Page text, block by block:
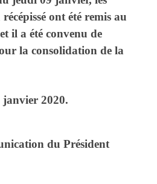
ont été remis au
il a été convenu de
la consolidation de la
2020.
du Président